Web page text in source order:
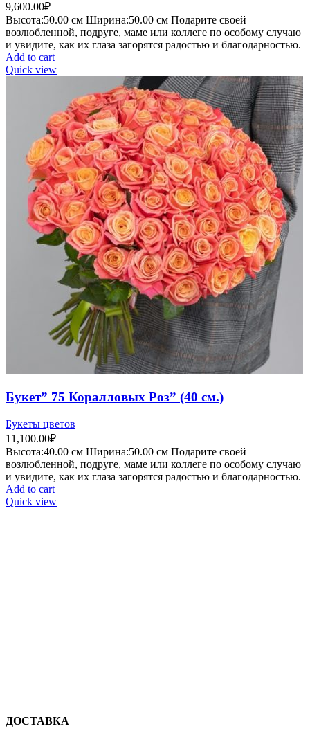
9,600.00₽
Высота:50.00 см Ширина:50.00 см Подарите своей
возлюбленной, подруге, маме или коллеге по особому случаю
и увидите, как их глаза загорятся радостью и благодарностью.
Add to cart
Quick view
Букет” 75 Коралловых Роз” (40 см.)
Букеты цветов
11,100.00₽
Высота:40.00 см Ширина:50.00 см Подарите своей
возлюбленной, подруге, маме или коллеге по особому случаю
и увидите, как их глаза загорятся радостью и благодарностью.
Add to cart
Quick view
ДОСТАВКА